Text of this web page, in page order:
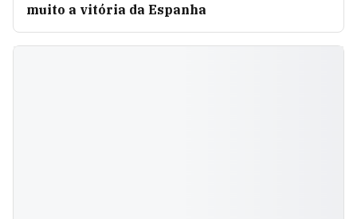
muito a vitória da Espanha